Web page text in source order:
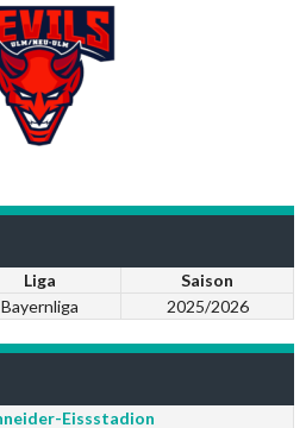
Liga
Saison
Bayernliga 2025/2026
Eissstadion